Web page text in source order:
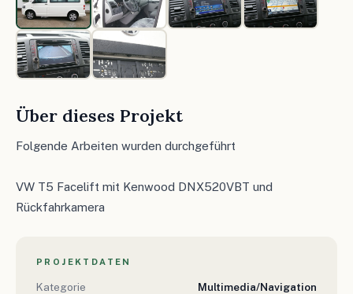
Über dieses Projekt
Folgende Arbeiten wurden durchgeführt
VW T5 Facelift mit Kenwood DNX520VBT und
Rückfahrkamera
PROJEKTDATEN
Kategorie
Multimedia/Navigation